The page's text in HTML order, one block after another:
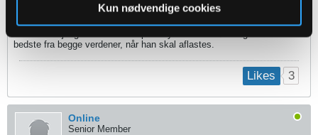
Kun nødvendige cookies
Lidt paradoksalt, at mange her på den ene side vil have vi køber en
VB, der ryger direkte i start 11 og samtidigt mener Aske skal have lov
bedste fra begge verdener, når han skal aflastes.
Likes 3
Online
Senior Member